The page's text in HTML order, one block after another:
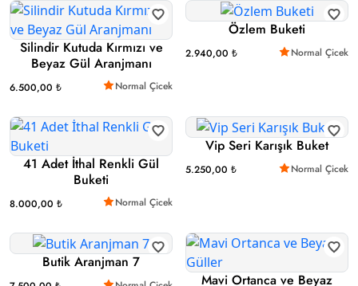
Silindir Kutuda Kırmızı ve
Beyaz Gül Aranjmanı
6.500,00 ₺ Normal Çicek
Özlem Buketi
2.940,00 ₺ Normal Çicek
41 Adet İthal Renkli Gül
Buketi
8.000,00 ₺ Normal Çicek
Vip Seri Karışık Buket
5.250,00 ₺ Normal Çicek
Butik Aranjman 7
Mavi Ortanca ve Beyaz